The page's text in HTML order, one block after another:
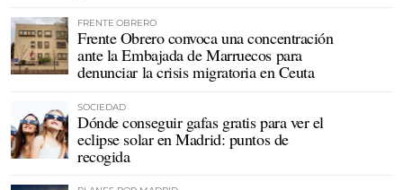
FRENTE OBRERO
Frente Obrero convoca una concentración
ante la Embajada de Marruecos para
denunciar la crisis migratoria en Ceuta
SOCIEDAD
Dónde conseguir gafas gratis para ver el
eclipse solar en Madrid: puntos de
recogida